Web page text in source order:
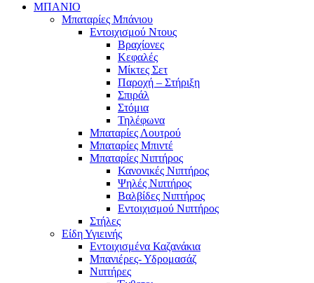
ΜΠΑΝΙΟ
Μπαταρίες Μπάνιου
Εντοιχισμού Ντους
Βραχίονες
Κεφαλές
Μίκτες Σετ
Παροχή – Στήριξη
Σπιράλ
Στόμια
Τηλέφωνα
Μπαταρίες Λουτρού
Μπαταρίες Μπιντέ
Μπαταρίες Νιπτήρος
Κανονικές Νιπτήρος
Ψηλές Νιπτήρος
Βαλβίδες Νιπτήρος
Εντοιχισμού Νιπτήρος
Στήλες
Είδη Υγιεινής
Εντοιχισμένα Καζανάκια
Μπανιέρες- Υδρομασάζ
Νιπτήρες